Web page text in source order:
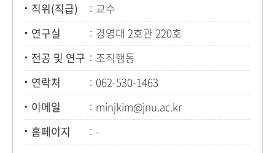
직위(직급)
교수
연구실
경영대 2호관 220호
전공 및 연구
조직행동
연락처
062-530-1463
이메일
minjkim@jnu.ac.kr
홈페이지
-